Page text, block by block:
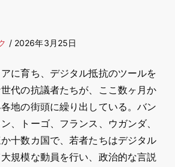
/ 2026年3月25日
に育ち、デジタル抵抗のツールを
代の抗議者たちが、ここ数ヶ月か
地の街頭に繰り出している。バン
、トーゴ、フランス、ウガンダ、
十数カ国で、若者たちはデジタル
規模な動員を行い、政治的な言説